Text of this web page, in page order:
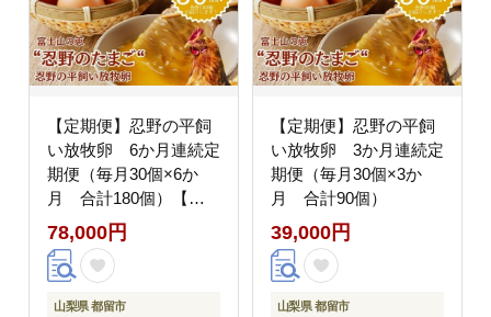
【定期便】忍野の平飼
い放牧卵 6か月連続定
期便（毎月30個×6か
月 合計180個）【定
期便 たまご 卵 玉
子 平飼い おしの
放牧】
78,000円
山梨県 都留市
【定期便】忍野の平飼
い放牧卵 3か月連続定
期便（毎月30個×3か
月 合計90個）
39,000円
山梨県 都留市